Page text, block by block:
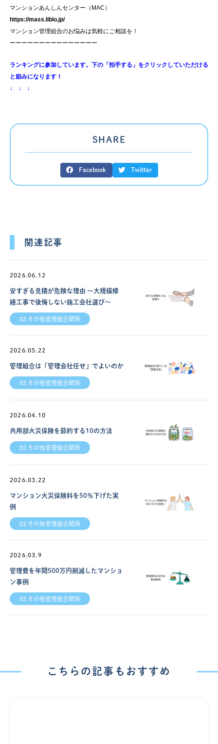
マンションあんしんセンター（MAC）
https://mass.liblo.jp/
マンション管理組合のお悩みは気軽にご相談を！
ーーーーーーーーーーーーーーー
ランキングに参加しています。下の「拍手する」をクリックしていただける
と励みになります！
↓ ↓ ↓
SHARE
Facebook Twitter
関連記事
2026.06.12
安すぎる見積が危険な理由 ～大規模修
繕工事で後悔しない施工会社選び～
02.その他管理組合関係
2026.05.22
管理組合は「管理会社任せ」でよいのか
02.その他管理組合関係
2026.04.10
共用部火災保険を節約する10の方法
02.その他管理組合関係
2026.03.22
マンション火災保険料を50％下げた実
例
02.その他管理組合関係
2026.03.9
管理費を年間500万円削減したマンショ
ン事例
02.その他管理組合関係
こちらの記事もおすすめ